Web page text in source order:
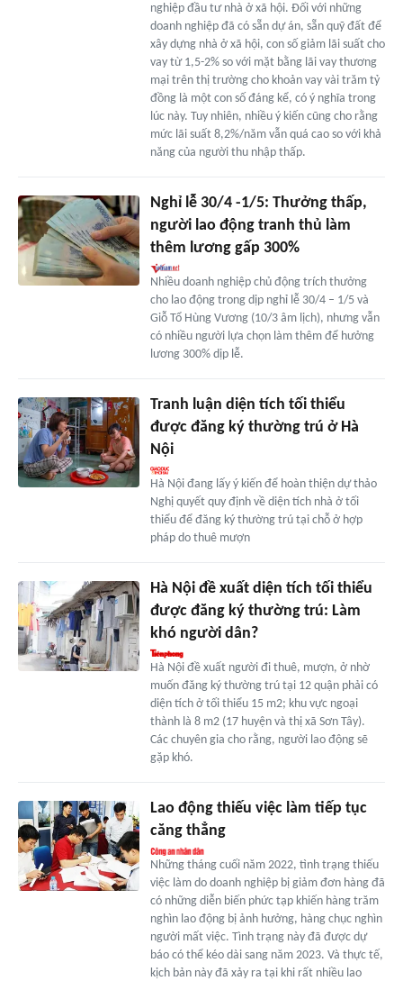
nghiệp đầu tư nhà ở xã hội. Đối với những
doanh nghiệp đã có sẵn dự án, sẵn quỹ đất để
xây dựng nhà ở xã hội, con số giảm lãi suất cho
vay từ 1,5-2% so với mặt bằng lãi vay thương
mại trên thị trường cho khoản vay vài trăm tỷ
đồng là một con số đáng kể, có ý nghĩa trong
lúc này. Tuy nhiên, nhiều ý kiến cũng cho rằng
mức lãi suất 8,2%/năm vẫn quá cao so với khả
năng của người thu nhập thấp.
Nghỉ lễ 30/4 -1/5: Thưởng thấp,
người lao động tranh thủ làm
thêm lương gấp 300%
Nhiều doanh nghiệp chủ động trích thưởng
cho lao động trong dịp nghỉ lễ 30/4 – 1/5 và
Giỗ Tổ Hùng Vương (10/3 âm lịch), nhưng vẫn
có nhiều người lựa chọn làm thêm để hưởng
lương 300% dịp lễ.
Tranh luận diện tích tối thiểu
được đăng ký thường trú ở Hà
Nội
Hà Nội đang lấy ý kiến để hoàn thiện dự thảo
Nghị quyết quy định về diện tích nhà ở tối
thiểu để đăng ký thường trú tại chỗ ở hợp
pháp do thuê mượn
Hà Nội đề xuất diện tích tối thiểu
được đăng ký thường trú: Làm
khó người dân?
Hà Nội đề xuất người đi thuê, mượn, ở nhờ
muốn đăng ký thường trú tại 12 quận phải có
diện tích ở tối thiểu 15 m2; khu vực ngoại
thành là 8 m2 (17 huyện và thị xã Sơn Tây).
Các chuyên gia cho rằng, người lao động sẽ
gặp khó.
Lao động thiếu việc làm tiếp tục
căng thẳng
Những tháng cuối năm 2022, tình trạng thiếu
việc làm do doanh nghiệp bị giảm đơn hàng đã
có những diễn biến phức tạp khiến hàng trăm
nghìn lao động bị ảnh hưởng, hàng chục nghìn
người mất việc. Tình trạng này đã được dự
báo có thể kéo dài sang năm 2023. Và thực tế,
kịch bản này đã xảy ra tại khi rất nhiều lao